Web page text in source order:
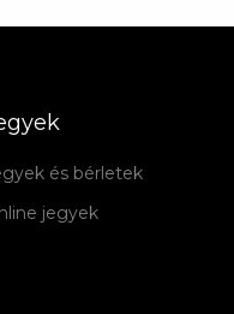
és bérletek
jegyek